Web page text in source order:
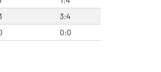
3:4
0:0